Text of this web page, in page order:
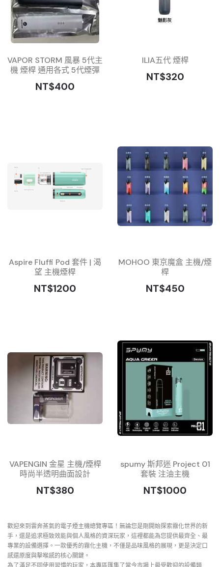
VAPOR STORM 風暴 5代主
機 煙桿 通用各式 5代煙彈
NT$400
ILIA五代 煙桿
NT$320
Aspire Fluffi Pod 套件 | 渴
望 主機煙桿
NT$1200
MOHOO 東京魔盒 主機/煙
桿
NT$450
VAPENGIN 金星 主機/煙桿
時尚半透明曲面設計
NT$380
spumy 斯邦迷 Project 01
套裝 注油主機
NT$1000
歡迎來到雲奔蒸氣的電子煙主機總覽專區！無論您是剛開始探索霧化世界的新
手，還是追求極致效能與個人風格的資深玩家，這裡都能為您提供最齊全、最
專業的設備選擇。一款優秀的霧化主機，不僅是品味風格的展現，更是決定口
感還原度與擊喉感的核心關鍵。